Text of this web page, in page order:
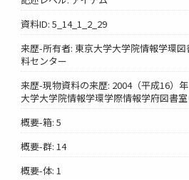
資料ID: 5_14_1_2_29
来歴-所有者: 東京大学大学院情報学環
料センター
来歴-現物資料の来歴: 2004（平成16）
大学大学院情報学環学際情報学府図書
概要-箱: 5
概要-群: 14
概要-体: 1